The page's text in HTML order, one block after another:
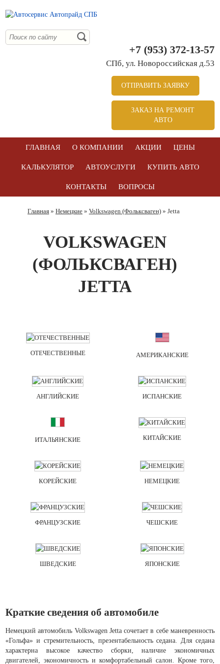
+7 (953) 372-13-57
СПб, ул. Новоросcийская д.53
ОТПРАВИТЬ ЗАЯВКУ
ЗАКАЗ НА РЕМОНТ
АВТО
ГЛАВНАЯ О КОМПАНИИ АКЦИИ ЦЕНЫ
КАЛЬКУЛЯТОР АВТОУСЛУГИ КУПИТЬ АВТО
КОНТАКТЫ ВОПРОСЫ
Главная » Немецкие » Volkswagen (Фольксваген) » Jetta
VOLKSWAGEN
(ФОЛЬКСВАГЕН)
JETTA
ОТЕЧЕСТВЕННЫЕ АМЕРИКАНСКИЕ
АНГЛИЙСКИЕ ИСПАНСКИЕ
ИТАЛЬЯНСКИЕ КИТАЙСКИЕ
КОРЕЙСКИЕ НЕМЕЦКИЕ
ФРАНЦУЗСКИЕ ЧЕШСКИЕ
ШВЕДСКИЕ ЯПОНСКИЕ
Краткие сведения об автомобиле
Немецкий автомобиль Volkswagen Jetta сочетает в себе маневренность
«Гольфа» и стремительность, презентабельность седана. Для седана
характерна высокое качество сборки, наличие экономичных
двигателей, экономичность и комфортабельный салон. Кроме того,